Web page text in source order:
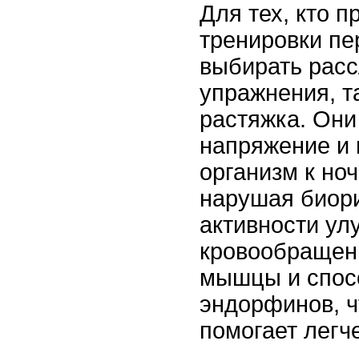
Для тех, кто
тренировки
выбирать
упражнения,
растяжка.
напряжение и
организм к
нарушая
активности
мышцы и
эндорфинов,
помогает